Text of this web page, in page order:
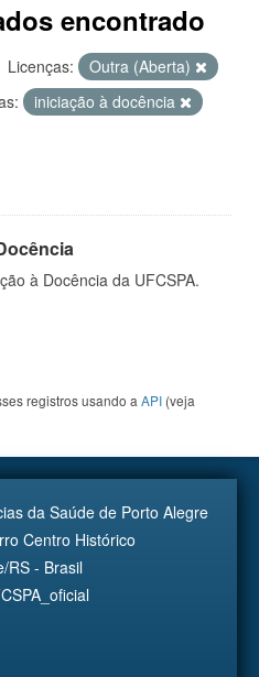
encontrado
Licenças:
Outra (Aberta)
iniciação à docência
à Docência da UFCSPA.
registros usando a API (veja
da Saúde de Porto Alegre
Centro Histórico
RS - Brasil